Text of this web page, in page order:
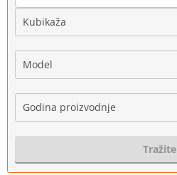
Kubikaža
Model
Godina proizvodnje
Tražite